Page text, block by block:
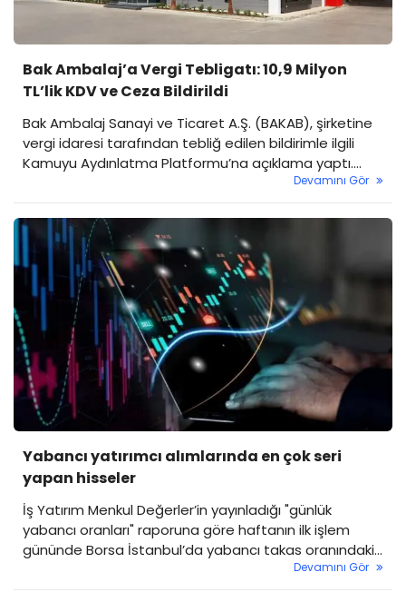
Bak Ambalaj’a Vergi Tebligatı: 10,9 Milyon
TL’lik KDV ve Ceza Bildirildi
Bak Ambalaj Sanayi ve Ticaret A.Ş. (BAKAB), şirketine
vergi idaresi tarafından tebliğ edilen bildirimle ilgili
Kamuyu Aydınlatma Platformu’na açıklama yaptı.
Şirket, geçmiş dönem işlemlerine yönelik KDV ve buna
bağlı vergi ziyaı cezası içeren bir tebligat aldığını
duyurdu.
Devamını Gör
Yabancı yatırımcı alımlarında en çok seri
yapan hisseler
İş Yatırım Menkul Değerler’in yayınladığı "günlük
yabancı oranları" raporuna göre haftanın ilk işlem
gününde Borsa İstanbul’da yabancı takas oranındaki
genel düşüşe rağmen, bazı hisselerdeki istikrarlı
yabancı alımları dikkat çekti.
Devamını Gör